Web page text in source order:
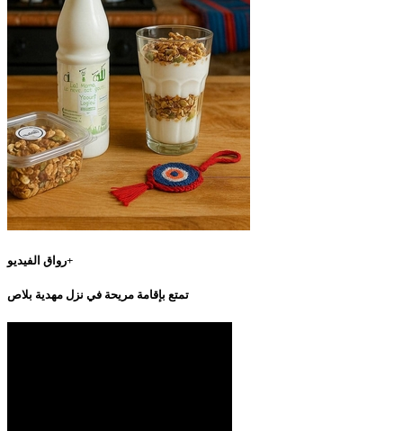
رواق الفيديو+
تمتع بإقامة مريحة في نزل مهدية بلاص